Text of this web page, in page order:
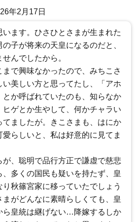
年2月17日
います。ひさひとさまが生まれた
の子が将来の天皇になるのだと、
んでしたから。
まで興味なかったので、みちこさ
い美しい方と思ってたし、「アホ
とか呼ばれていたのも、知らなか
ヒゲとか生やして、何かチャラい
てましたが。きこさまも、はにか
愛らしいと、私は好意的に見てま
が、聡明で品行方正で謙虚で慈悲
、多くの国民も疑いを持たず、皇
り秋篠宮家に移っていたでしょう
まがどんなに素晴らしくても、皇
ら皇統は継げない…降嫁するしか